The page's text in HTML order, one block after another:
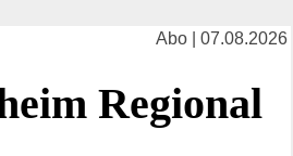
Abo | 07.08.2026
Regional